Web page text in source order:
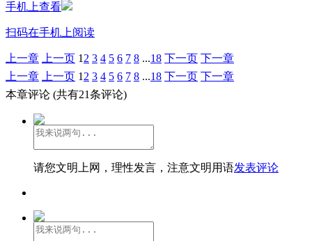
手机上查看
扫码在手机上阅读
上一章 上一页 1 2 3 4 5 6 7 8 ...18 下一页 下一章
上一章
上一页 1 2 3 4 5 6 7 8 ...18 下一页 下一章
本章评论 (共有21条评论)
请您文明上网，理性发言，注意文明用语发表评论